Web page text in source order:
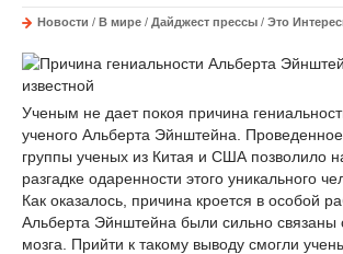
Новости / В мире / Дайджест прессы / Это
Ученым не дает покоя причина
ученого Альберта Эйнштейна.
группы ученых из Китая и США позволило
разгадке одаренности этого уникального
Как оказалось, причина кроется в особой
Альберта Эйнштейна были сильно связаны
мозга. Прийти к такому выводу смогли